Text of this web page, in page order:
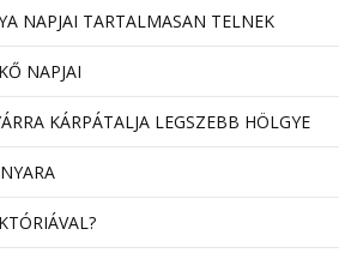
NAPJAI TARTALMASAN TELNEK
NAPJAI
KÁRPÁTALJA LEGSZEBB HÖLGYE